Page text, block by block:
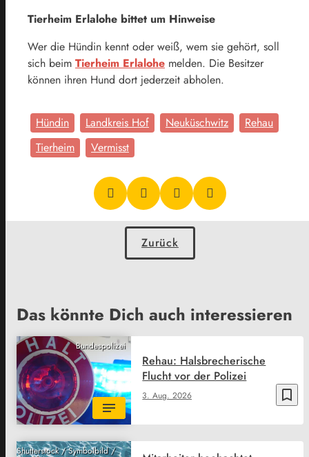
Tierheim Erlalohe bittet um Hinweise
Wer die Hündin kennt oder weiß, wem sie gehört, soll
sich beim Tierheim Erlalohe melden. Die Besitzer
können ihren Hund dort jederzeit abholen.
Hündin Landkreis Hof Neuküschwitz
Rehau
Tierheim
Vermisst
Zurück
Das könnte Dich auch interessieren
Bundespolizei
bookmark_border
3. Aug. 2026
Rehau: Halsbrecherische
Flucht vor der Polizei
Shutterstock / Symbolbild /